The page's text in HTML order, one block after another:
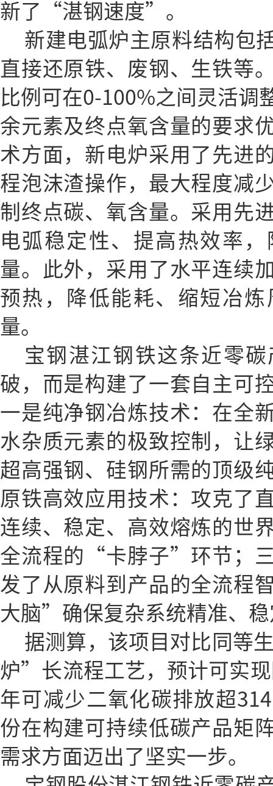
新了“湛钢速度”。
新建电弧炉主原料结构包
直接还原铁、废钢、生铁等
比例可在0-100%之间灵活调
余元素及终点氧含量的要求
术方面，新电炉采用了先进
程泡沫渣操作，最大程度减
制终点碳、氧含量。采用先
电弧稳定性、提高热效率
量。此外，采用了水平连续
预热，降低能耗、缩短冶
量。
宝钢湛江钢铁这条近零
破，而是构建了一套自主可
一是纯净钢冶炼技术：在全
水杂质元素的极致控制，让
超高强钢、硅钢所需的顶级
原铁高效应用技术：攻克了
连续、稳定、高效熔炼的世
全流程的“卡脖子”环节；
发了从原料到产品的全流程
大脑”确保复杂系统精准、
据测算，该项目对比同等
炉”长流程工艺，预计可实
年可减少二氧化碳排放超
份在构建可持续低碳产品矩
需求方面迈出了坚实一步。